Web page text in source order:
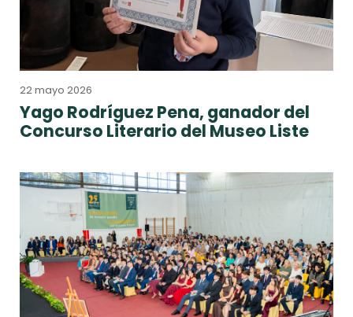
22 mayo 2026
Yago Rodríguez Pena, ganador del
Concurso Literario del Museo Liste